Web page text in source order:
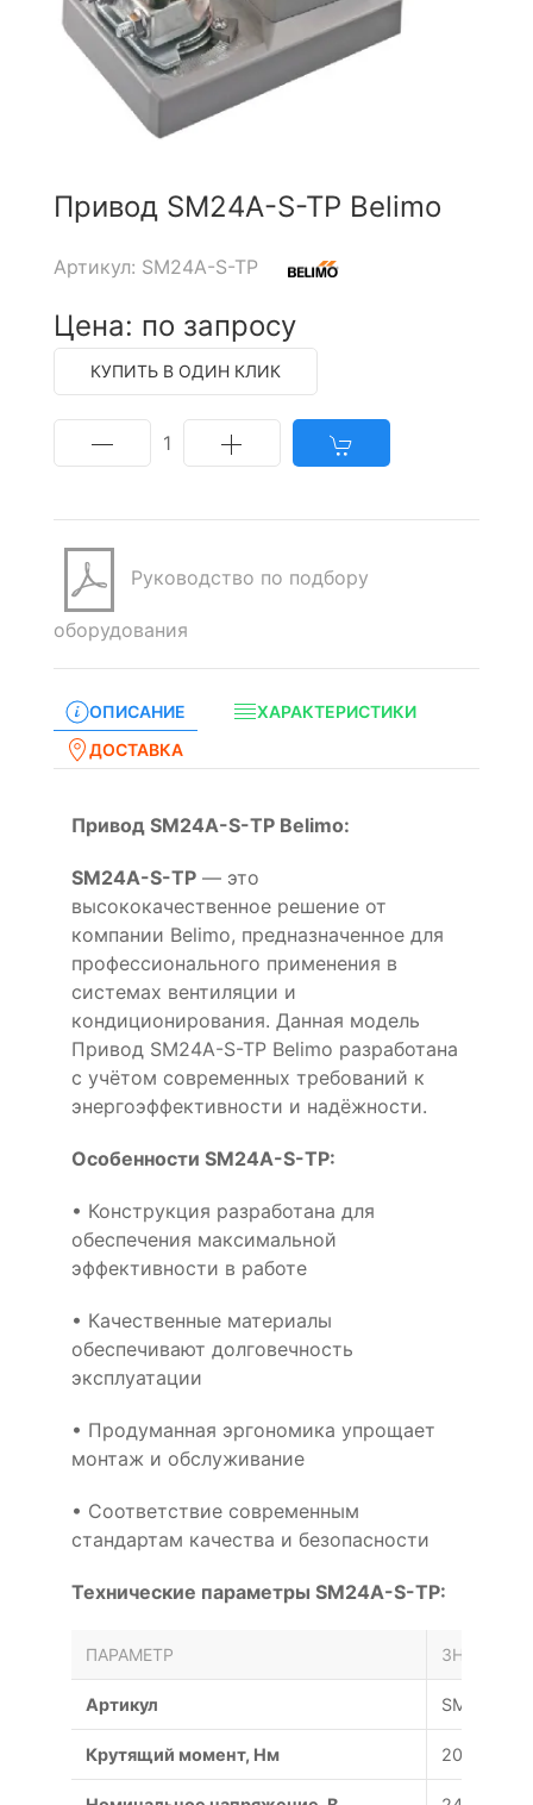
Привод SM24A-S-TP Belimo
Артикул: SM24A-S-TP
Цена: по запросу
КУПИТЬ В ОДИН КЛИК
1
Руководство по подбору
оборудования
ОПИСАНИЕ
ХАРАКТЕРИСТИКИ
ДОСТАВКА
Привод SM24A-S-TP Belimo:
SM24A-S-TP — это
высококачественное решение от
компании Belimo, предназначенное для
профессионального применения в
системах вентиляции и
кондиционирования. Данная модель
Привод SM24A-S-TP Belimo разработана
с учётом современных требований к
энергоэффективности и надёжности.
Особенности SM24A-S-TP:
• Конструкция разработана для
обеспечения максимальной
эффективности в работе
• Качественные материалы
обеспечивают долговечность
эксплуатации
• Продуманная эргономика упрощает
монтаж и обслуживание
• Соответствие современным
стандартам качества и безопасности
Технические параметры SM24A-S-TP:
ПАРАМЕТР ЗНАЧЕНИЕ
Артикул SM24A-S-
Крутящий момент, Нм 20